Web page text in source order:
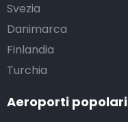
Svezia
Danimarca
Finlandia
Turchia
Aeroporti popolari